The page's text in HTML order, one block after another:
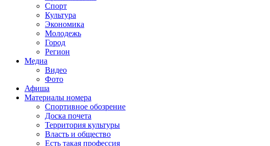
Спорт
Культура
Экономика
Молодежь
Город
Регион
Медиа
Видео
Фото
Афиша
Материалы номера
Спортивное обозрение
Доска почета
Территория культуры
Власть и общество
Есть такая профессия